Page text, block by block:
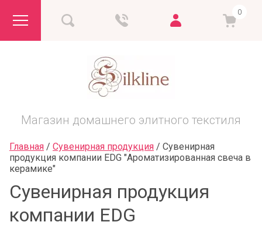
0
Магазин домашнего элитного текстиля
Главная / Сувенирная продукция / Сувенирная
продукция компании EDG "Ароматизированная свеча в
керамике"
Сувенирная продукция
компании EDG